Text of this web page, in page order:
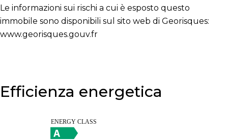
Le informazioni sui rischi a cui è esposto questo
immobile sono disponibili sul sito web di Georisques:
www.georisques.gouv.fr
Efficienza energetica